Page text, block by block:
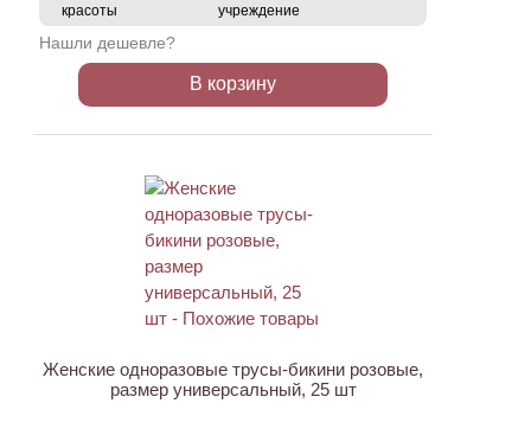
красоты
учреждение
Нашли дешевле?
В корзину
Женские одноразовые трусы-бикини розовые,
размер универсальный, 25 шт